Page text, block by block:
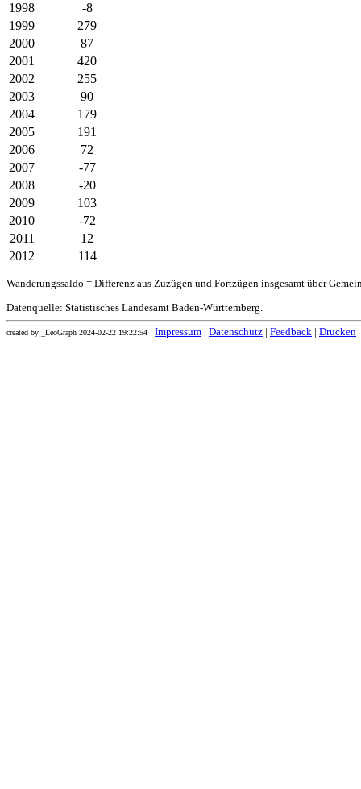
1998
-8
1999
279
2000
87
2001
420
2002
255
2003
90
2004
179
2005
191
2006
72
2007
-77
2008
-20
2009
103
2010
-72
2011
12
2012
114
Wanderungssaldo = Differenz aus Zuzügen und Fortzügen insgesamt über
Datenquelle: Statistisches Landesamt Baden-Württemberg.
created by _LeoGraph 2024-02-22 19:22:54 Impressum Datenschutz Feedback Drucken